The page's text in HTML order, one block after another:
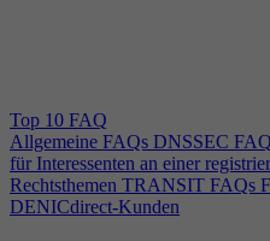
Top 10 FAQ
Allgemeine FAQs DNSSEC
für Interessenten an einer
Rechtsthemen TRANSIT FAQs
DENICdirect-Kunden